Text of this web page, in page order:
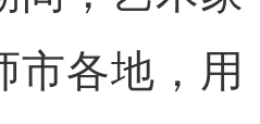
市各地，用